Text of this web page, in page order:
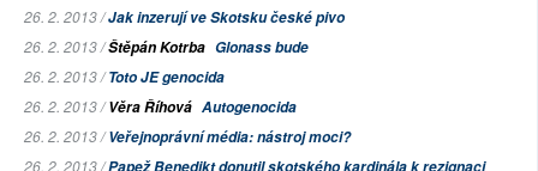
26. 2. 2013 /Jak inzerují ve Skotsku české pivo
26. 2. 2013 /Štěpán Kotrba Glonass bude
26. 2. 2013 /Toto JE genocida
26. 2. 2013 /Věra Říhová Autogenocida
26. 2. 2013 /Veřejnoprávní média: nástroj moci?
26. 2. 2013 /